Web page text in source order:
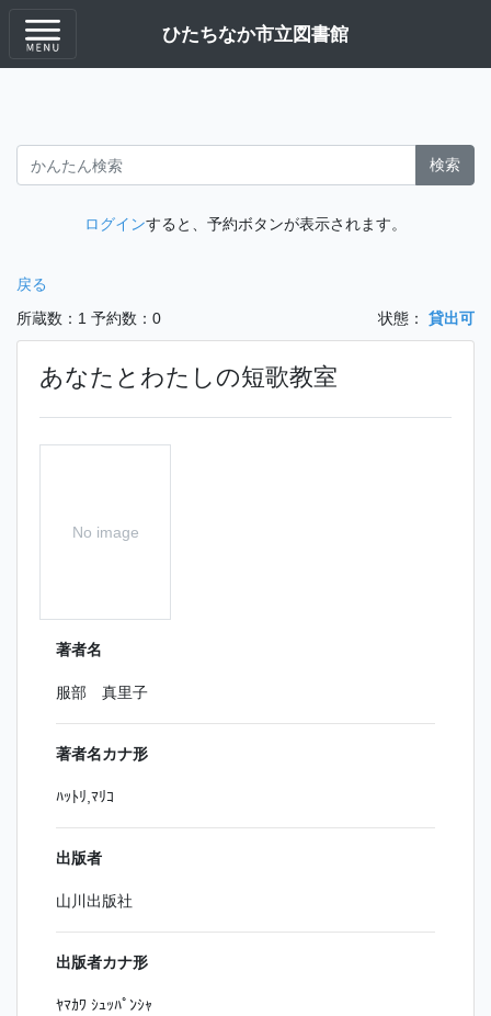
ひたちなか市立図書館
検索
ログインすると、予約ボタンが表示されます。
戻る
所蔵数：1 予約数：0 状態： 貸出可
あなたとわたしの短歌教室
No image
著者名
服部 真里子
著者名カナ形
ﾊｯﾄﾘ,ﾏﾘｺ
出版者
山川出版社
出版者カナ形
ﾔﾏｶﾜ ｼｭｯﾊﾟﾝｼｬ